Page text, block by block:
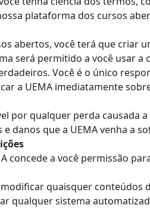
plataforma dos cursos
abertos, você terá que criar
será permitido a você usar
Você é o único
a UEMA imediatamente
por qualquer perda
danos que a UEMA venha a
concede a você permissão
quaisquer conteúdos
qualquer sistema